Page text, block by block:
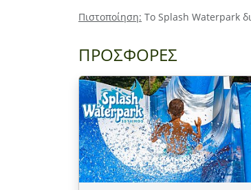
Πιστοποίηση: Το Splash Waterpark
ΠΡΟΣΦΟΡΕΣ